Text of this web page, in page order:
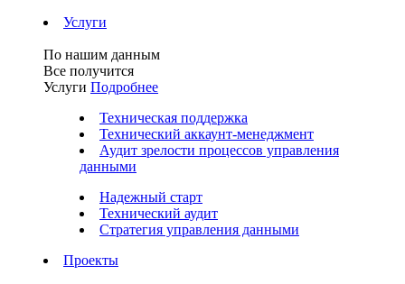
Услуги
По нашим данным
Все получится
Услуги Подробнее
Техническая поддержка
Технический аккаунт-менеджмент
Аудит зрелости процессов управления
данными
Надежный старт
Технический аудит
Стратегия управления данными
Проекты